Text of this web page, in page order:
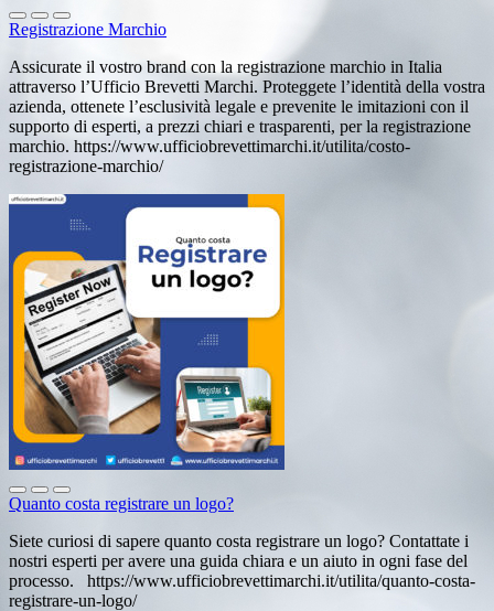
Registrazione Marchio
Assicurate il vostro brand con la registrazione marchio in Italia
attraverso l’Ufficio Brevetti Marchi. Proteggete l’identità della vostra
azienda, ottenete l’esclusività legale e prevenite le imitazioni con il
supporto di esperti, a prezzi chiari e trasparenti, per la registrazione
marchio. https://www.ufficiobrevettimarchi.it/utilita/costo-
registrazione-marchio/
Quanto costa registrare un logo?
Siete curiosi di sapere quanto costa registrare un logo? Contattate i
nostri esperti per avere una guida chiara e un aiuto in ogni fase del
processo. https://www.ufficiobrevettimarchi.it/utilita/quanto-costa-
registrare-un-logo/